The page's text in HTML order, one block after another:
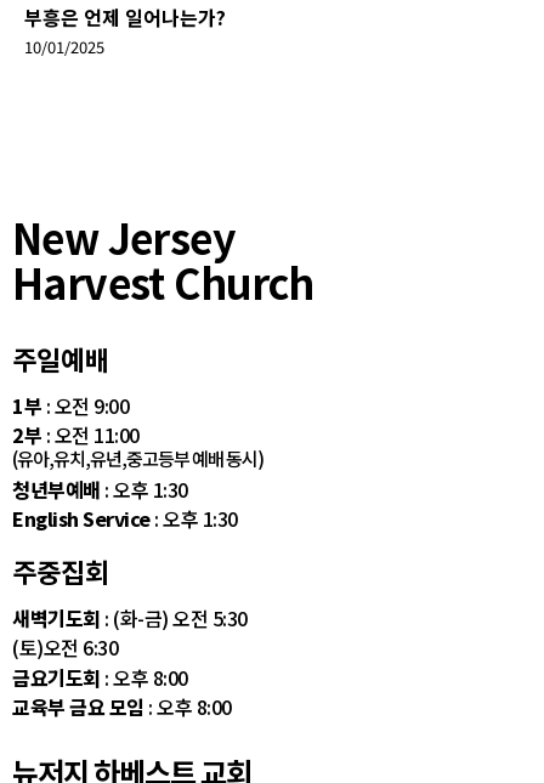
부흥은 언제 일어나는가?
10/01/2025
New Jersey
Harvest Church
주일예배
1부 : 오전 9:00
2부 : 오전 11:00
(유아,유치,유년,중고등부 예배 동시)
청년부예배 : 오후 1:30
English Service: 오후 1:30
주중집회
새벽기도회 : (화-금) 오전 5:30
(토)오전 6:30
금요기도회 : 오후 8:00
교육부 금요 모임 : 오후 8:00
뉴저지 하베스트 교회